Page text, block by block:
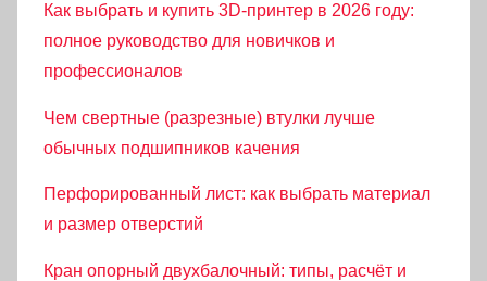
Как выбрать и купить 3D-принтер в 2026 году:
полное руководство для новичков и
профессионалов
Чем свертные (разрезные) втулки лучше
обычных подшипников качения
Перфорированный лист: как выбрать материал
и размер отверстий
Кран опорный двухбалочный: типы, расчёт и